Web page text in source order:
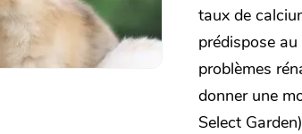
taux de
prédispose
problèmes
donner une
Select